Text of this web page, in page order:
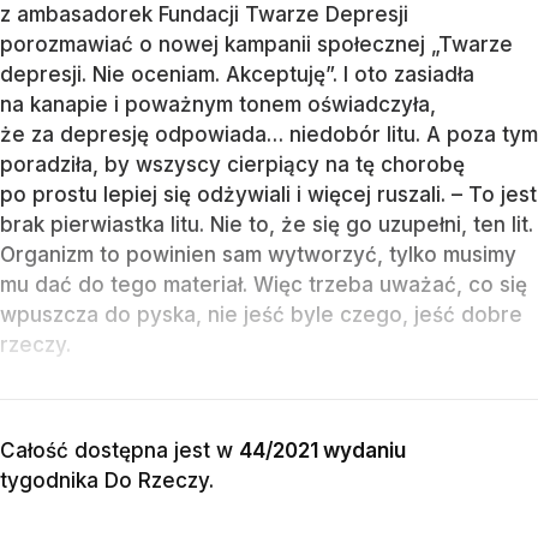
z ambasadorek Fundacji Twarze Depresji
porozmawiać o nowej kampanii społecznej „Twarze
depresji. Nie oceniam. Akceptuję”. I oto zasiadła
na kanapie i poważnym tonem oświadczyła,
że za depresję odpowiada… niedobór litu. A poza tym
poradziła, by wszyscy cierpiący na tę chorobę
po prostu lepiej się odżywiali i więcej ruszali. – To jest
brak pierwiastka litu. Nie to, że się go uzupełni, ten lit.
Organizm to powinien sam wytworzyć, tylko musimy
mu dać do tego materiał. Więc trzeba uważać, co się
wpuszcza do pyska, nie jeść byle czego, jeść dobre
rzeczy.
Całość dostępna jest w 44/2021 wydaniu
tygodnika Do Rzeczy.